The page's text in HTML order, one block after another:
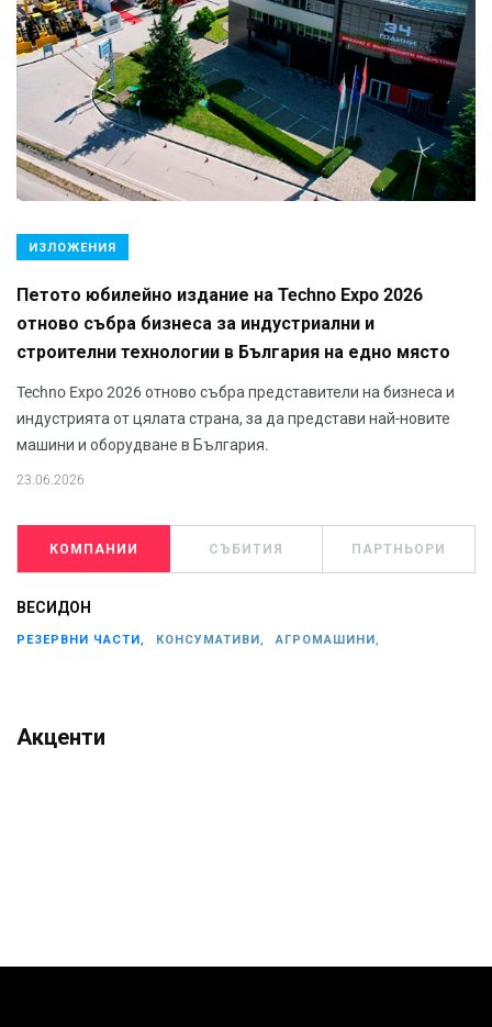
ИЗЛОЖЕНИЯ
Петото юбилейно издание на Techno Expo 2026
отново събра бизнеса за индустриални и
строителни технологии в България на едно място
Techno Expo 2026 отново събра представители на бизнеса и
индустрията от цялата страна, за да представи най-новите
машини и оборудване в България.
23.06.2026
КОМПАНИИ СЪБИТИЯ ПАРТНЬОРИ
ВЕСИДОН
РЕЗЕРВНИ ЧАСТИ, КОНСУМАТИВИ, АГРОМАШИНИ,
Акценти